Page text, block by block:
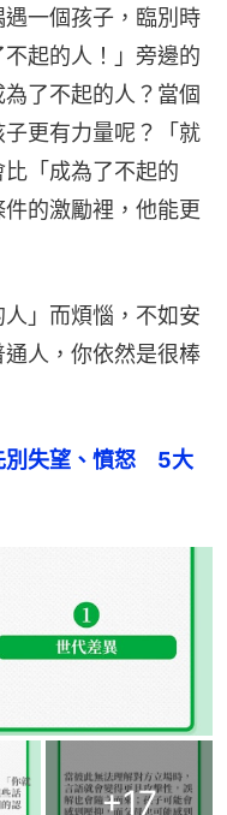
一個孩子，臨別時
起的人！」旁邊的
了不起的人？當個
更有力量呢？「就
「成為了不起的
的激勵裡，他能更
」而煩惱，不如安
人，你依然是很棒
失望、憤怒　5大
+17